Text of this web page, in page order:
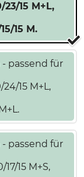
15 M+L,
15 M.
passend für
15 M+L,
passend für
15 M+S,